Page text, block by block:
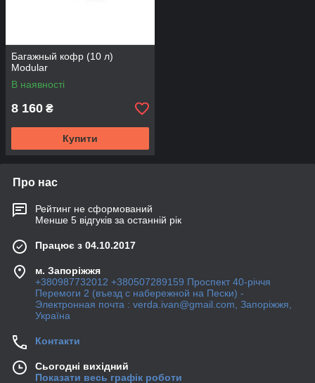
Багажный кофр (10 л)
Modular
В наявності
8 160 ₴
Купити
Про нас
Рейтинг не сформований
Менше 5 відгуків за останній рік
Працює з 04.10.2017
м. Запоріжжя
+380987732012 +380507289159 Проспект 40-рiччя
Перемоги 2 (въезд с набережной на Пески) -
Электронная почта : verda.ivan@gmail.com, Запоріжжя,
Україна
Контакти
Сьогодні вихідний
Показати весь графік роботи